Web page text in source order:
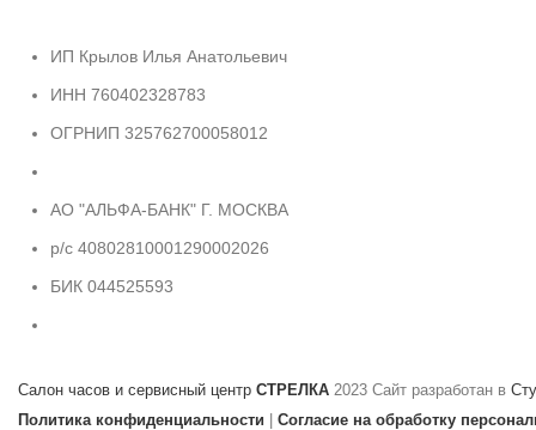
ИП Крылов Илья Анатольевич
ИНН 760402328783
ОГРНИП 325762700058012
АО "АЛЬФА-БАНК" Г. МОСКВА
р/с 40802810001290002026
БИК 044525593
Салон часов и сервисный центр СТРЕЛКА 2023 Сайт разработан в
Политика конфиденциальности
Согласие на обработку